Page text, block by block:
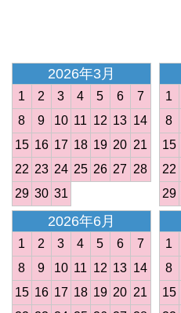
2026年3月
1 2 3 4 5 6
7
8
9 10 11 12 13 14
15 16 17 18 19 20 21
22 23 24 25 26 27 28
29 30 31
1
8
15
22
29
2026年6月
1 2 3 4 5 6
7
8
9 10 11 12 13 14
15 16 17 18 19 20 21
1
8
15